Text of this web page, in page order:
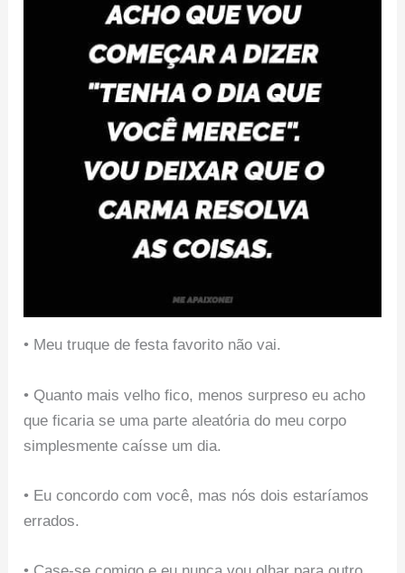
• Meu truque de festa favorito não vai.
• Quanto mais velho fico, menos surpreso eu acho
que ficaria se uma parte aleatória do meu corpo
simplesmente caísse um dia.
• Eu concordo com você, mas nós dois estaríamos
errados.